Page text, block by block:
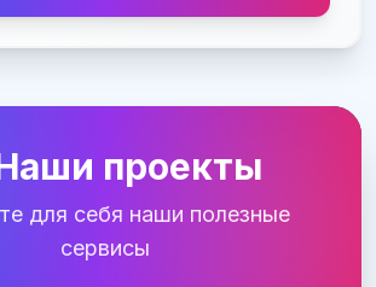
проекты
для себя наши полезные
сервисы